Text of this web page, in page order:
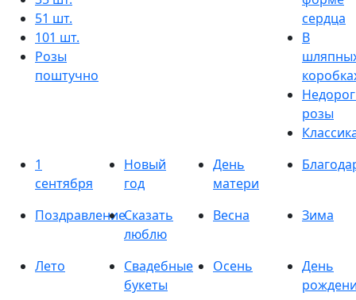
51 шт.
101 шт.
Розы
поштучно
сердца
В
розы
1
сентября
Новый
год
День
матери
ПоздравлениеСказать
люблю
Весна Зима
Лето
Свадебные
букеты
Осень
День